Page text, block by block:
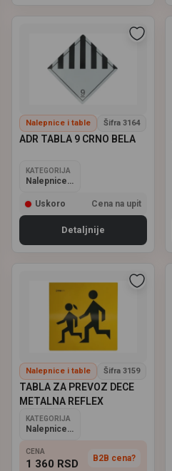
Nalepnice i table Šifra 3164
ADR TABLA 9 CRNO BELA
KATEGORIJA
Nalepnice i table
Uskoro Cena na upit
Detaljnije
Nalepnice i table Šifra 3159
TABLA ZA PREVOZ DECE
METALNA REFLEX
KATEGORIJA
Nalepnice i table
CENA
1 360 RSD B2B cena?